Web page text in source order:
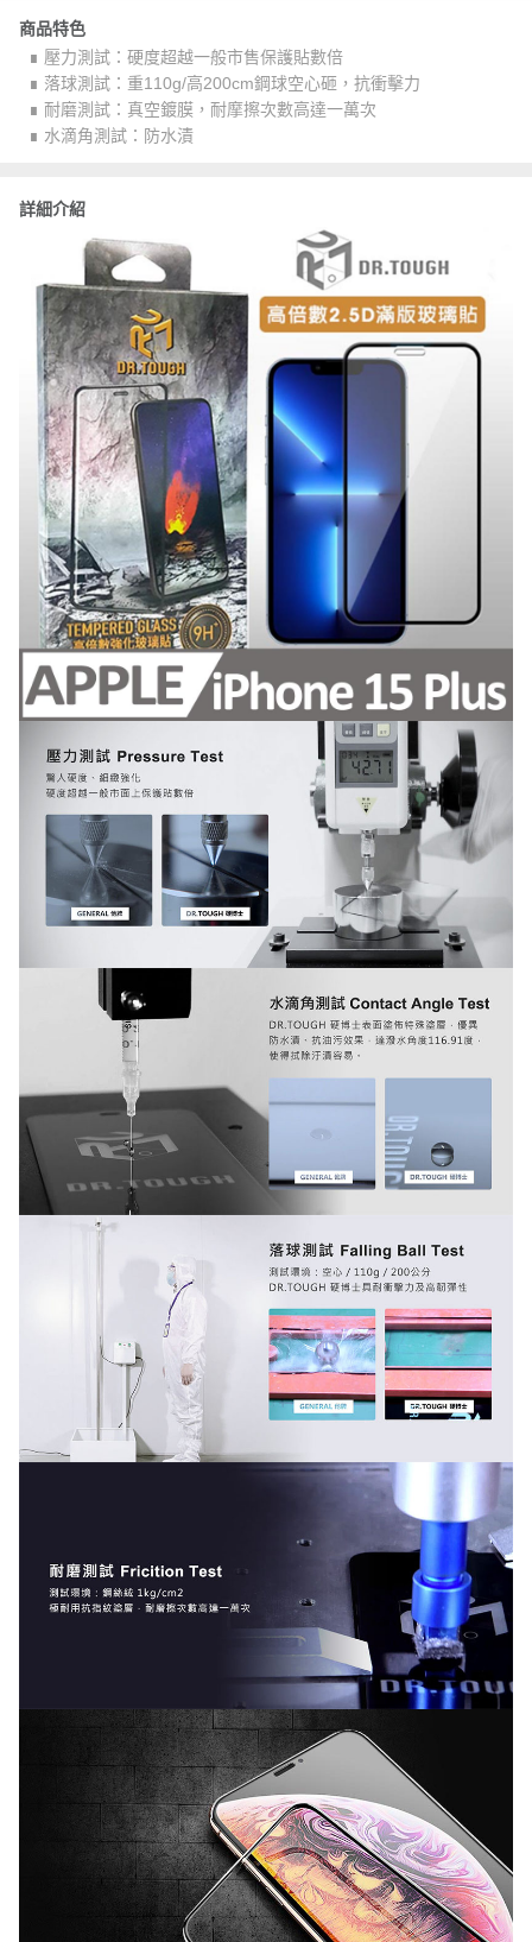
商品特色
∎ 壓力測試：硬度超越一般市售保護貼數倍
∎ 落球測試：重110g/高200cm鋼球空心砸，抗衝擊力
∎ 耐磨測試：真空鍍膜，耐摩擦次數高達一萬次
∎ 水滴角測試：防水漬
詳細介紹